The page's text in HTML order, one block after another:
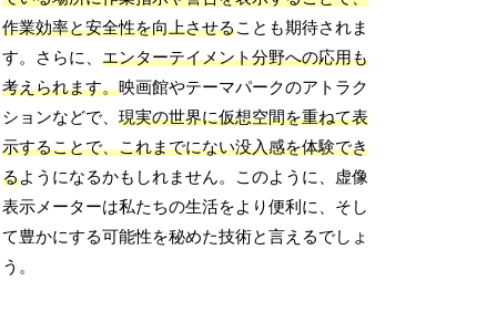
作業効率と安全性を向上させることも期待されま
す。さらに、エンターテイメント分野への応用も
考えられます。映画館やテーマパークのアトラク
ションなどで、現実の世界に仮想空間を重ねて表
示することで、これまでにない没入感を体験でき
るようになるかもしれません。このように、虚像
表示メーターは私たちの生活をより便利に、そし
て豊かにする可能性を秘めた技術と言えるでしょ
う。